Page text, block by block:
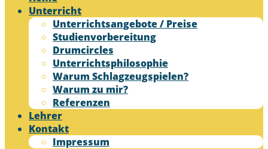
Unterricht
Unterrichtsangebote / Preise
Studienvorbereitung
Drumcircles
Unterrichtsphilosophie
Warum Schlagzeugspielen?
Warum zu mir?
Referenzen
Lehrer
Kontakt
Impressum